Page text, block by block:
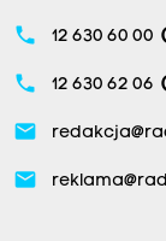
phone 12 630 60 00
phone 12 630 62 06
email
email